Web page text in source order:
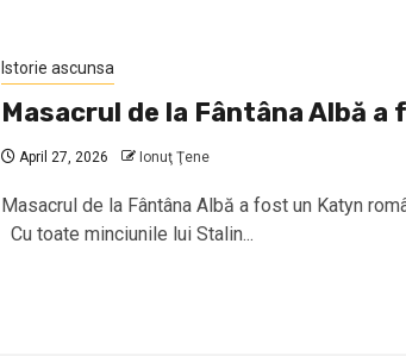
Istorie ascunsa
Masacrul de la Fântâna Albă
April 27, 2026 Ionuţ Ţene
Masacrul de la Fântâna Albă a fost un Katyn
Cu toate minciunile lui Stalin...